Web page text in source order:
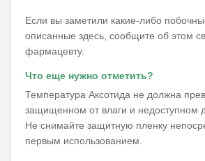
Если вы заметили какие-либо
описанные здесь, сообщите об этом
фармацевту.
Что еще нужно отметить?
Температура Аксотида не должна
защищенном от влаги и недоступном
Не снимайте защитную пленку
первым использованием.